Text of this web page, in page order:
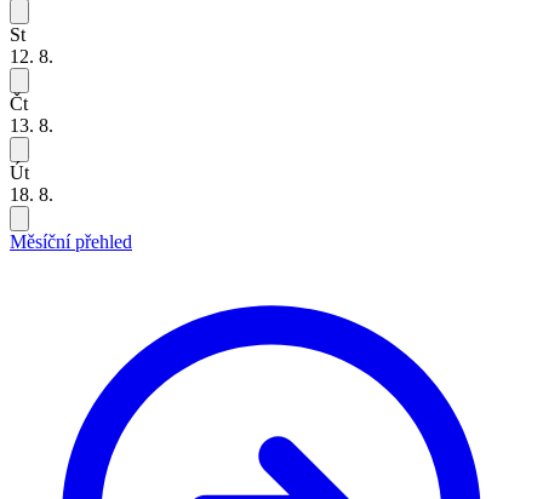
St
12. 8.
Čt
13. 8.
Út
18. 8.
Měsíční přehled